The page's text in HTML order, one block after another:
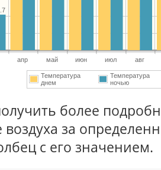
апр май июн июл авг
Температура
днем
Температура
ночью
более
воздуха за
с его значением.